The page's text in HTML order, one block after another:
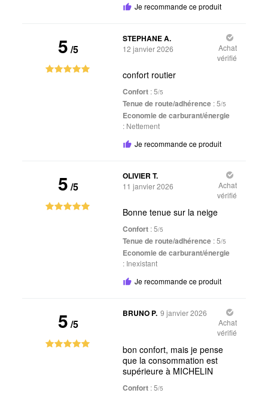
Je recommande ce produit
5 /5
STEPHANE A.
12 janvier 2026
Achat
vérifié
confort routier
Confort : 5/5
Tenue de route/adhérence : 5/5
Economie de carburant/énergie
: Nettement
Je recommande ce produit
5 /5
OLIVIER T.
11 janvier 2026
Achat
vérifié
Bonne tenue sur la neige
Confort : 5/5
Tenue de route/adhérence : 5/5
Economie de carburant/énergie
: Inexistant
Je recommande ce produit
5 /5
BRUNO P. 9 janvier 2026
Achat
vérifié
bon confort, mais je pense
que la consommation est
supérieure à MICHELIN
Confort : 5/5